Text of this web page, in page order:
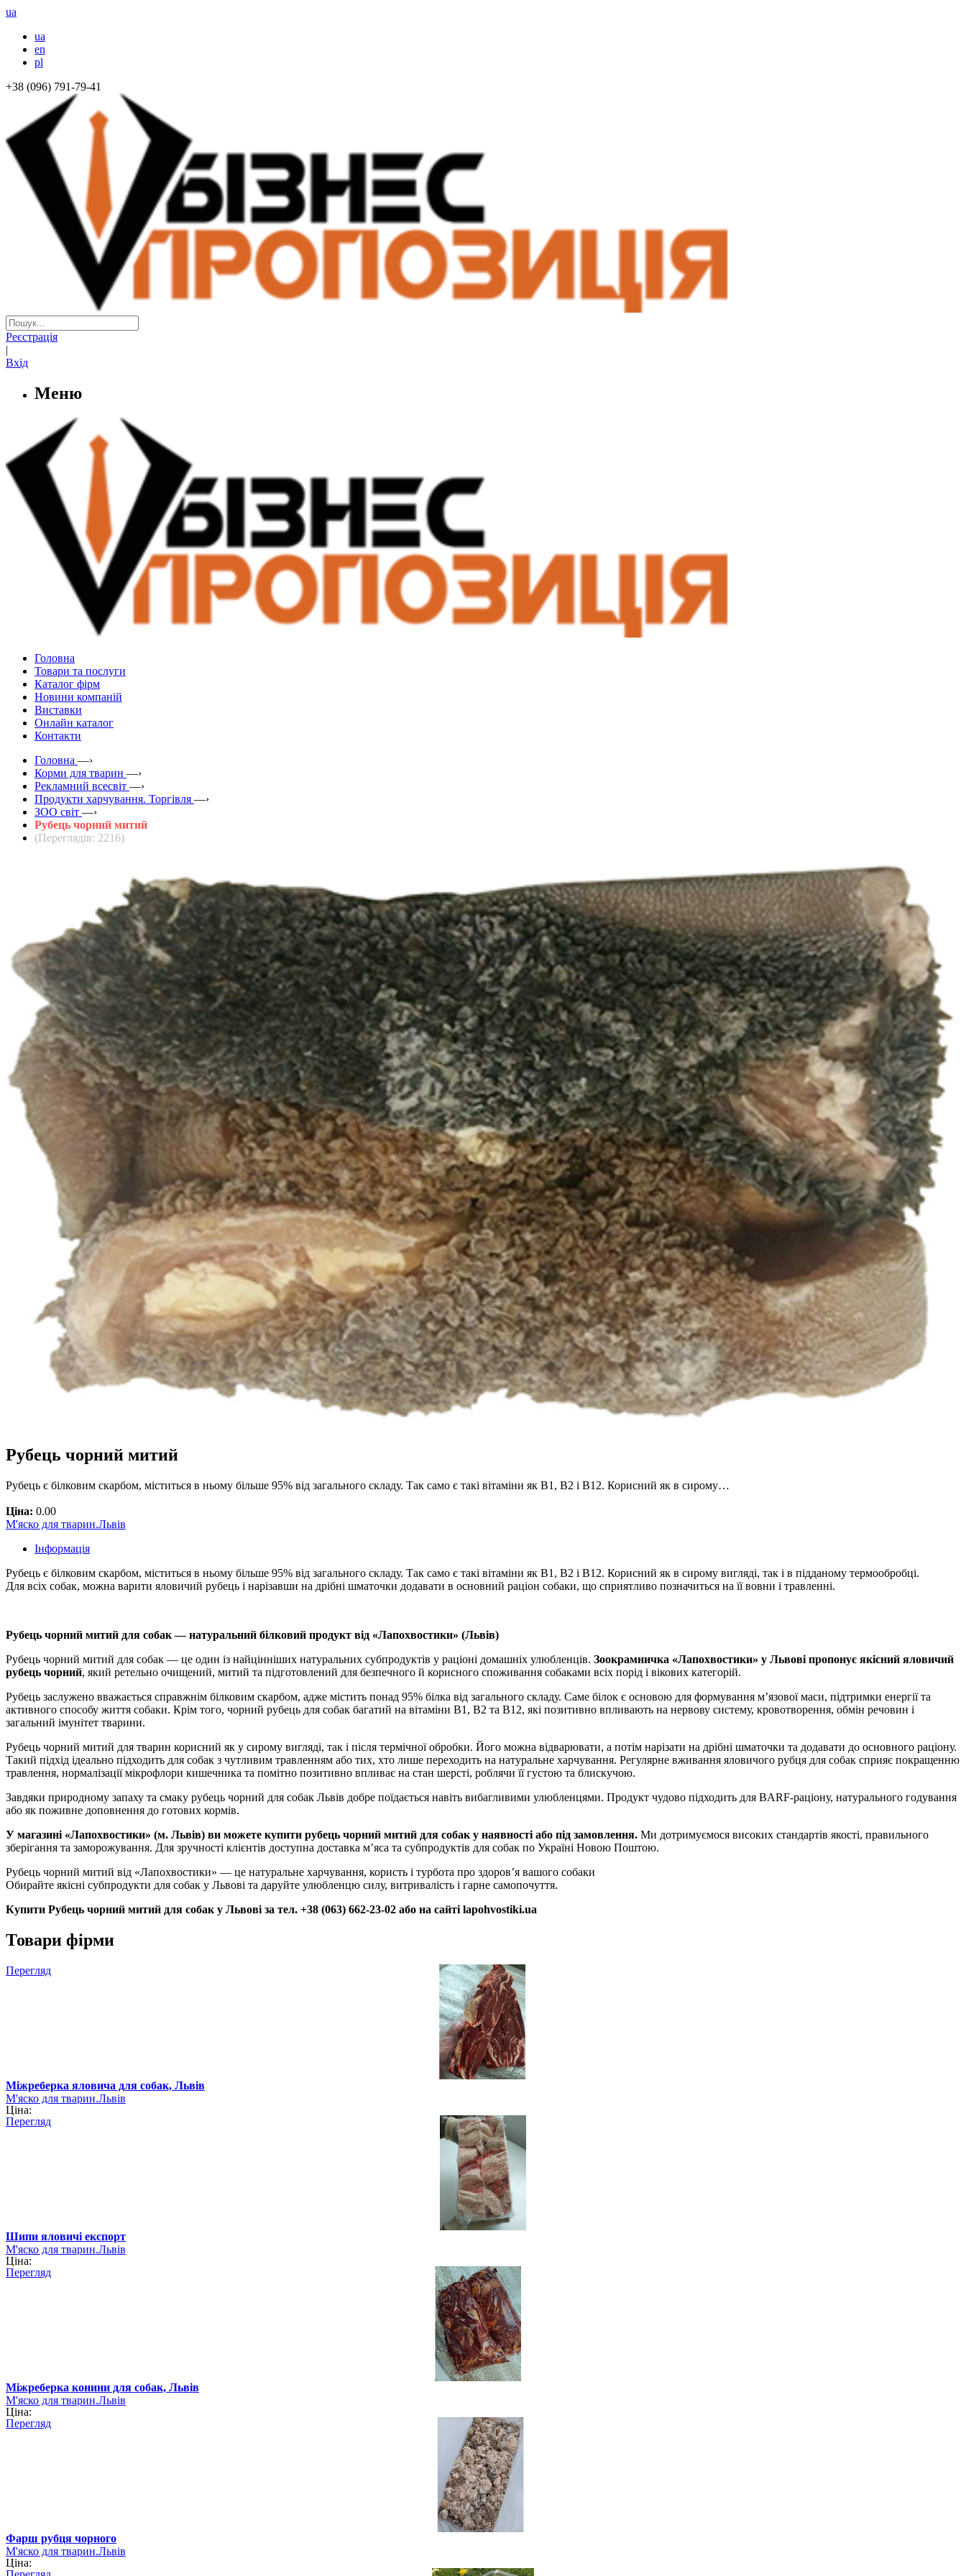
ua
ua
en
pl
+38 (096) 791-79-41
Реєстрація
|
Вхід
Меню
Головна
Товари та послуги
Каталог фірм
Новини компаній
Виставки
Онлайн каталог
Контакти
Головна —›
Корми для тварин —›
Рекламний всесвіт —›
Продукти харчування. Торгівля —›
ЗOO світ —›
Рубець чорний митий
(Переглядів: 2216)
Рубець чорний митий
Рубець є білковим скарбом, міститься в ньому більше 95% від загального складу. Так само є такі вітаміни як B1, B2 і B12. Корисний як в сирому…
Ціна: 0.00
М'яско для тварин.Львів
Інформація
Рубець є білковим скарбом, міститься в ньому більше 95% від загального складу. Так само є такі вітаміни як B1, B2 і B12. Корисний як в сирому вигляді, так і в підданому термообробці.
Для всіх собак, можна варити яловичий рубець і нарізавши на дрібні шматочки додавати в основний раціон собаки, що сприятливо позначиться на її вовни і травленні.
Рубець чорний митий для собак — натуральний білковий продукт від «Лапохвостики» (Львів)
Рубець чорний митий для собак — це один із найцінніших натуральних субпродуктів у раціоні домашніх улюбленців. Зоокрамничка «Лапохвостики» у Львові пропонує якісний яловичий
рубець чорний, який ретельно очищений, митий та підготовлений для безпечного й корисного споживання собаками всіх порід і вікових категорій.
Рубець заслужено вважається справжнім білковим скарбом, адже містить понад 95% білка від загального складу. Саме білок є основою для формування м’язової маси, підтримки енергії та
активного способу життя собаки. Крім того, чорний рубець для собак багатий на вітаміни B1, B2 та B12, які позитивно впливають на нервову систему, кровотворення, обмін речовин і
загальний імунітет тварини.
Рубець чорний митий для тварин корисний як у сирому вигляді, так і після термічної обробки. Його можна відварювати, а потім нарізати на дрібні шматочки та додавати до основного раціону.
Такий підхід ідеально підходить для собак з чутливим травленням або тих, хто лише переходить на натуральне харчування. Регулярне вживання яловичого рубця для собак сприяє покращенню
травлення, нормалізації мікрофлори кишечника та помітно позитивно впливає на стан шерсті, роблячи її густою та блискучою.
Завдяки природному запаху та смаку рубець чорний для собак Львів добре поїдається навіть вибагливими улюбленцями. Продукт чудово підходить для BARF-раціону, натурального годування
або як поживне доповнення до готових кормів.
У магазині «Лапохвостики» (м. Львів) ви можете купити рубець чорний митий для собак у наявності або під замовлення. Ми дотримуємося високих стандартів якості, правильного
зберігання та заморожування. Для зручності клієнтів доступна доставка м’яса та субпродуктів для собак по Україні Новою Поштою.
Рубець чорний митий від «Лапохвостики» — це натуральне харчування, користь і турбота про здоров’я вашого собаки
Обирайте якісні субпродукти для собак у Львові та даруйте улюбленцю силу, витривалість і гарне самопочуття.
Купити Рубець чорний митий для собак у Львові за тел. +38 (063) 662-23-02 або на сайті lapohvostiki.ua
Товари фірми
Перегляд
Міжреберка яловича для собак, Львів
М'яско для тварин.Львів
Ціна:
Перегляд
Шипи яловичі експорт
М'яско для тварин.Львів
Ціна:
Перегляд
Міжреберка конини для собак, Львів
М'яско для тварин.Львів
Ціна:
Перегляд
Фарш рубця чорного
М'яско для тварин.Львів
Ціна: